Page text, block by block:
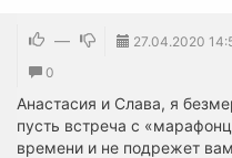
— 27.04.2020
0
Анастасия и Слава, я
пусть встреча с
времени и не подрежет